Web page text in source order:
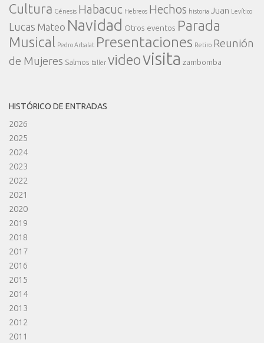
Cultura Génesis Habacuc Hebreos Hechos historia Juan Levítico
Lucas Mateo Navidad Otros eventos Parada
Musical
Pedro Arbalat Presentaciones Retiro Reunión
de Mujeres Salmos taller videovisita zambomba
HISTÓRICO DE ENTRADAS
2026
2025
2024
2023
2022
2021
2020
2019
2018
2017
2016
2015
2014
2013
2012
2011